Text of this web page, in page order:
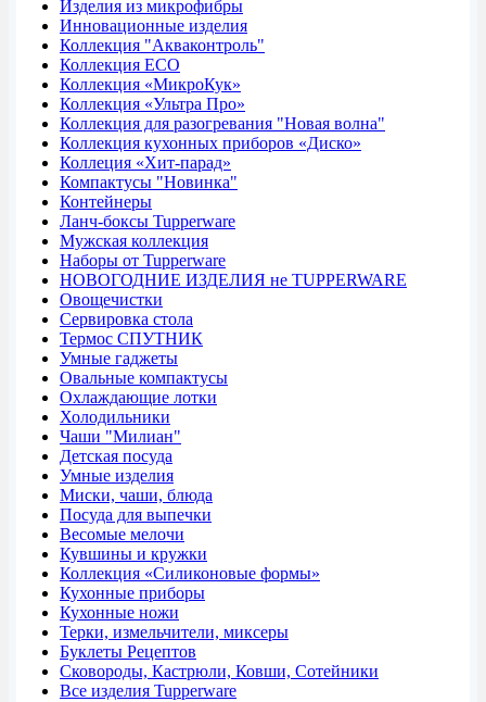
Изделия из микрофибры
Инновационные изделия
Коллекция "Акваконтроль"
Коллекция ECO
Коллекция «МикроКук»
Коллекция «Ультра Про»
Коллекция для разогревания "Новая волна"
Коллекция кухонных приборов «Диско»
Коллеция «Хит-парад»
Компактусы "Новинка"
Контейнеры
Ланч-боксы Tupperware
Мужская коллекция
Наборы от Tupperware
НОВОГОДНИЕ ИЗДЕЛИЯ не TUPPERWARE
Овощечистки
Сервировка стола
Термос СПУТНИК
Умные гаджеты
Овальные компактусы
Охлаждающие лотки
Холодильники
Чаши "Милиан"
Детская посуда
Умные изделия
Миски, чаши, блюда
Посуда для выпечки
Весомые мелочи
Кувшины и кружки
Коллекция «Силиконовые формы»
Кухонные приборы
Кухонные ножи
Терки, измельчители, миксеры
Буклеты Рецептов
Сковороды, Кастрюли, Ковши, Сотейники
Все изделия Tupperware